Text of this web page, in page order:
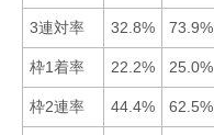
3連対率 32.8% 73.9%
枠1着率 22.2% 25.0%
枠2連率 44.4% 62.5%